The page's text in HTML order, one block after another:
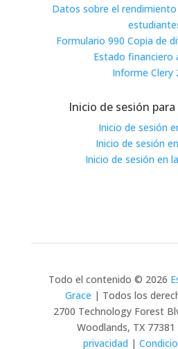
Datos sobre el
Formulario 990 Copia de
Estado financiero
Informe Clery
Inicio de sesión
Inicio de sesión
Inicio de sesión
Inicio de sesión en
Todo el contenido © 2026
Grace | Todos los
2700 Technology Forest
Woodlands, TX
privacidad |